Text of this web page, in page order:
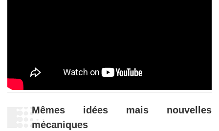
Mêmes idées mais nouvelles
mécaniques